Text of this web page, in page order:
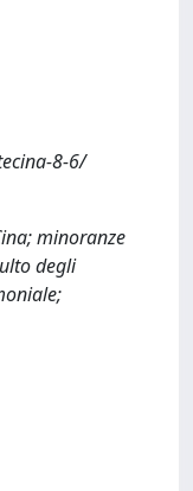
8-6/
minoranze
degli